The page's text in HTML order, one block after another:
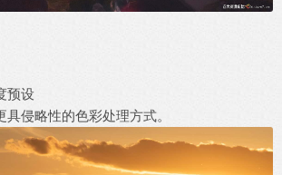
预设
具侵略性的色彩处理方式。